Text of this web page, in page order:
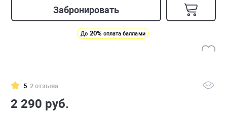
Забронировать
До 20% оплата баллами
5 2 отзыва
2 290 руб.